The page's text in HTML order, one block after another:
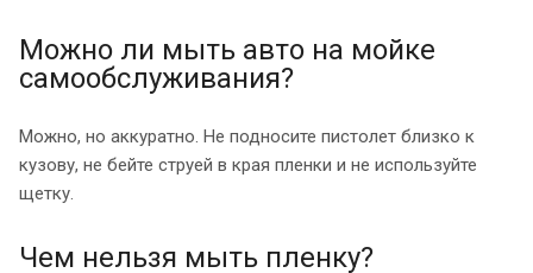
Можно ли мыть авто на мойке
самообслуживания?
Можно, но аккуратно. Не подносите пистолет близко к
кузову, не бейте струей в края пленки и не используйте
щетку.
Чем нельзя мыть пленку?